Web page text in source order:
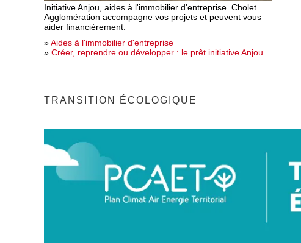
Initiative Anjou, aides à l'immobilier d'entreprise. Cholet
Agglomération accompagne vos projets et peuvent vous
aider financièrement.
»Aides à l'immobilier d'entreprise
» Créer, reprendre ou développer : le prêt initiative Anjou
TRANSITION ÉCOLOGIQUE